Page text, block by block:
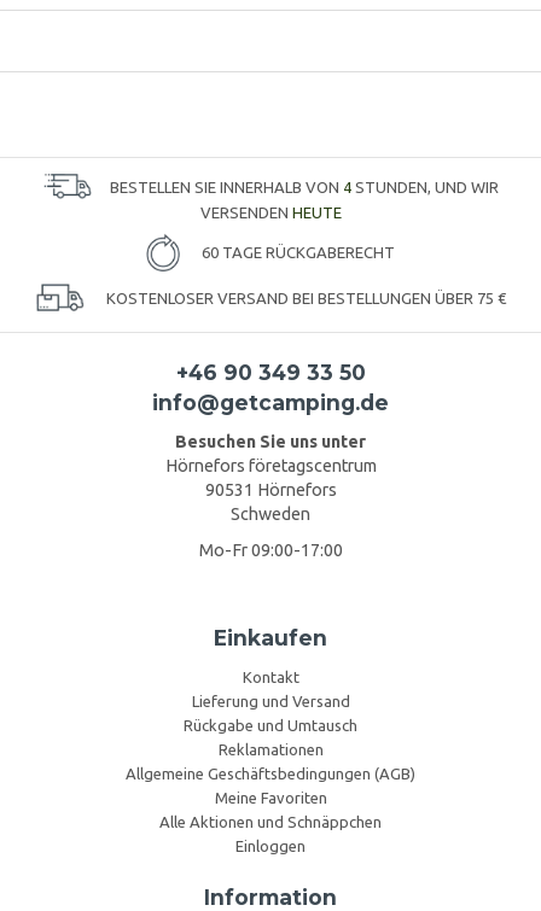
BESTELLEN SIE INNERHALB VON 4STUNDEN, UND WIR
VERSENDEN HEUTE
60 TAGE RÜCKGABERECHT
KOSTENLOSER VERSAND BEI BESTELLUNGEN ÜBER 75 €
+46 90 349 33 50
info@getcamping.de
Besuchen Sie uns unter
Hörnefors företagscentrum
90531 Hörnefors
Schweden
Mo-Fr 09:00-17:00
Einkaufen
Kontakt
Lieferung und Versand
Rückgabe und Umtausch
Reklamationen
Allgemeine Geschäftsbedingungen (AGB)
Meine Favoriten
Alle Aktionen und Schnäppchen
Einloggen
Information